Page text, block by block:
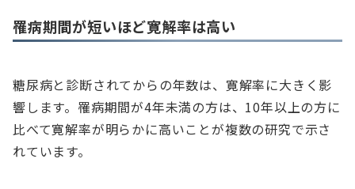
罹病期間が短いほど寛解率は高い
糖尿病と診断されてからの年数は、寛解率に大きく影
響します。罹病期間が4年未満の方は、10年以上の方に
比べて寛解率が明らかに高いことが複数の研究で示さ
れています。